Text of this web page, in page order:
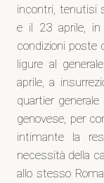
incontri, tenutisi
e il 23 aprile, in
condizioni poste
ligure al
aprile, a
quartier generale
genovese, per
intimante la
necessità della
allo stesso